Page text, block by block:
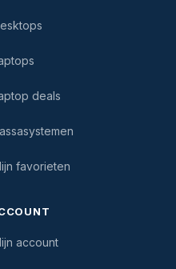
deals
favorieten
account